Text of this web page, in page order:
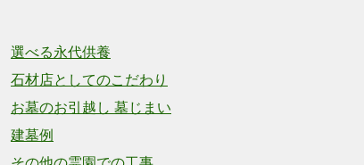
選べる永代供養
石材店としてのこだわり
お墓のお引越し 墓じまい
建墓例